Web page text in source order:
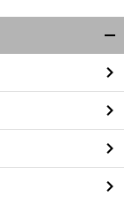
閉
る